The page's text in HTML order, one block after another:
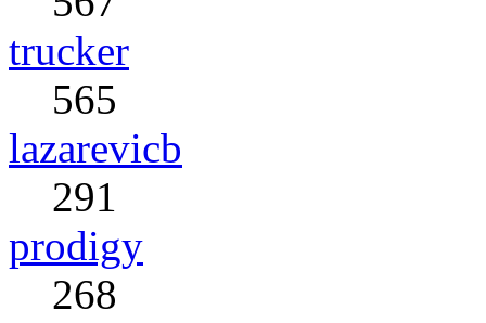
trucker
565
lazarevicb
291
prodigy
268